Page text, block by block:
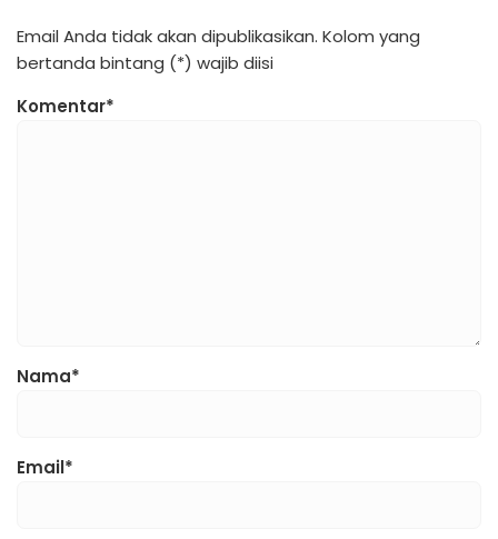
Email Anda tidak akan dipublikasikan. Kolom yang
bertanda bintang (*) wajib diisi
Komentar*
Nama*
Email*